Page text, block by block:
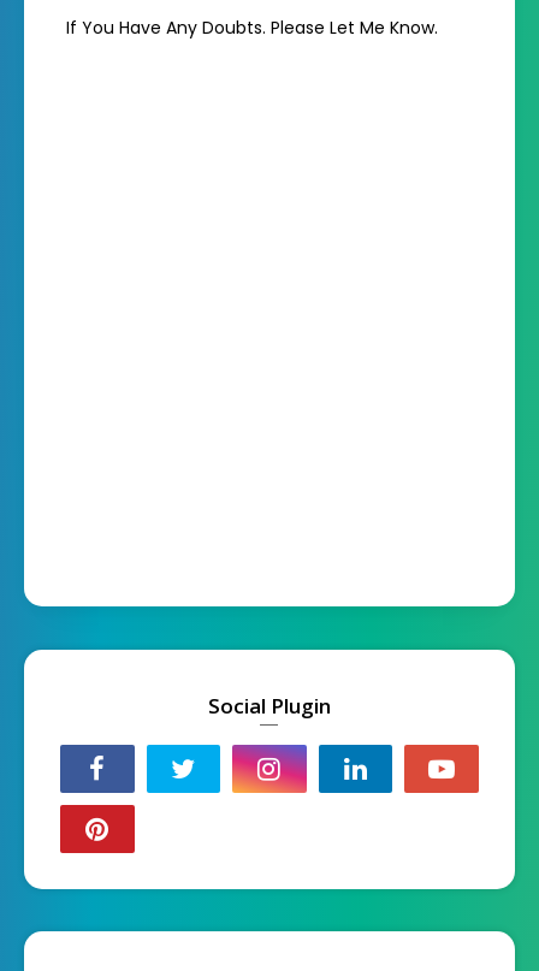
If You Have Any Doubts. Please Let Me Know.
Social Plugin